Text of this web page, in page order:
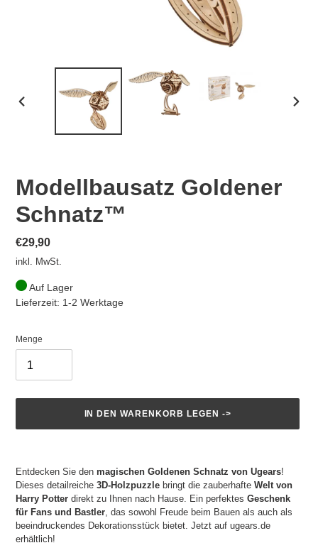
Modellbausatz Goldener
Schnatz™
Normaler
Preis
€29,90
inkl. MwSt.
Auf Lager
Lieferzeit: 1-2 Werktage
Menge
IN DEN WARENKORB LEGEN ->
zum
Warenkorb
hinzugefügt
Entdecken Sie den magischen Goldenen Schnatz von Ugears!
Dieses detailreiche 3D-Holzpuzzle bringt die zauberhafte Welt von
Harry Potter direkt zu Ihnen nach Hause. Ein perfektes Geschenk
für Fans und Bastler, das sowohl Freude beim Bauen als auch als
beeindruckendes Dekorationsstück bietet. Jetzt auf ugears.de
erhältlich!